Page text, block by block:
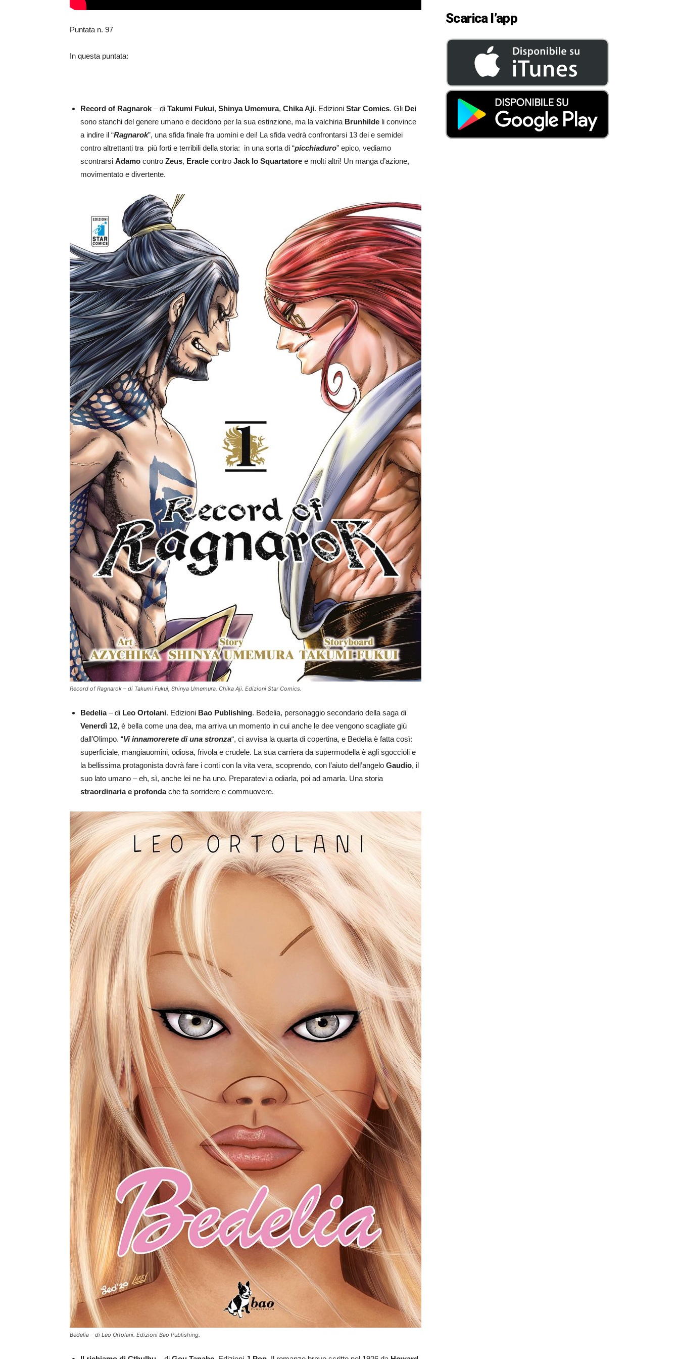
Puntata n. 97
In questa puntata:
Record of Ragnarok – di Takumi Fukui, Shinya Umemura, Chika Aji. Edizioni Star Comics. Gli Dei
sono stanchi del genere umano e decidono per la sua estinzione, ma la valchiria Brunhilde li convince
a indire il “Ragnarok”, una sfida finale fra uomini e dei! La sfida vedrà confrontarsi 13 dei e semidei
contro altrettanti tra più forti e terribili della storia: in una sorta di “picchiaduro” epico, vediamo
scontrarsi Adamo contro Zeus, Eracle contro Jack lo Squartatore e molti altri! Un manga d’azione,
movimentato e divertente.
Record of Ragnarok – di Takumi Fukui, Shinya Umemura, Chika Aji. Edizioni Star Comics.
Bedelia– di Leo Ortolani. Edizioni Bao Publishing. Bedelia, personaggio secondario della saga di
Venerdì 12, è bella come una dea, ma arriva un momento in cui anche le dee vengono scagliate giù
dall’Olimpo. “Vi innamorerete di una stronza“, ci avvisa la quarta di copertina, e Bedelia è fatta così:
superficiale, mangiauomini, odiosa, frivola e crudele. La sua carriera da supermodella è agli sgoccioli e
la bellissima protagonista dovrà fare i conti con la vita vera, scoprendo, con l’aiuto dell’angelo Gaudio, il
suo lato umano – eh, sì, anche lei ne ha uno. Preparatevi a odiarla, poi ad amarla. Una storia
straordinaria e profondache fa sorridere e commuovere.
Bedelia – di Leo Ortolani. Edizioni Bao Publishing.
Scarica l’app